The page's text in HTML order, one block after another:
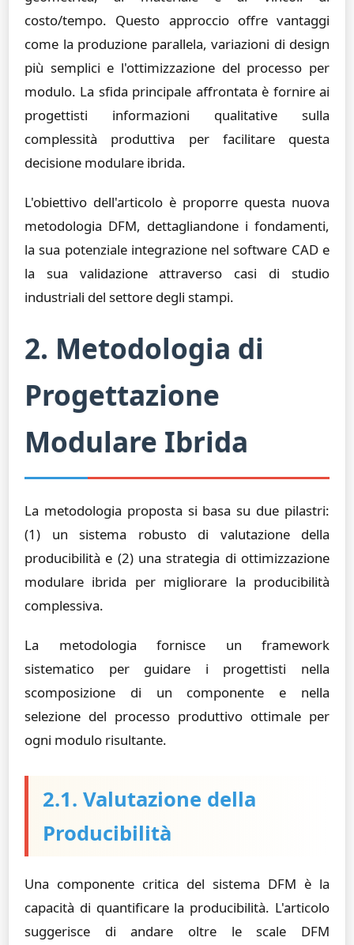
costo/tempo. Questo approccio offre vantaggi
come la produzione parallela, variazioni di design
più semplici e l'ottimizzazione del processo per
modulo. La sfida principale affrontata è fornire ai
progettisti informazioni qualitative sulla
complessità produttiva per facilitare questa
decisione modulare ibrida.
L'obiettivo dell'articolo è proporre questa nuova
metodologia DFM, dettagliandone i fondamenti,
la sua potenziale integrazione nel software CAD e
la sua validazione attraverso casi di studio
industriali del settore degli stampi.
2. Metodologia di
Progettazione
Modulare Ibrida
La metodologia proposta si basa su due pilastri:
(1) un sistema robusto di valutazione della
producibilità e (2) una strategia di ottimizzazione
modulare ibrida per migliorare la producibilità
complessiva.
La metodologia fornisce un framework
sistematico per guidare i progettisti nella
scomposizione di un componente e nella
selezione del processo produttivo ottimale per
ogni modulo risultante.
2.1. Valutazione della
Producibilità
Una componente critica del sistema DFM è la
capacità di quantificare la producibilità. L'articolo
suggerisce di andare oltre le scale DFM